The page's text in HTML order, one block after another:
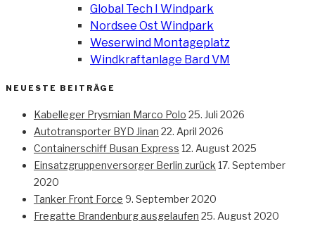
Global Tech I Windpark
Nordsee Ost Windpark
Weserwind Montageplatz
Windkraftanlage Bard VM
NEUESTE BEITRÄGE
Kabelleger Prysmian Marco Polo 25. Juli 2026
Autotransporter BYD Jinan 22. April 2026
Containerschiff Busan Express 12. August 2025
Einsatzgruppenversorger Berlin zurück 17. September
2020
Tanker Front Force 9. September 2020
Fregatte Brandenburg ausgelaufen 25. August 2020